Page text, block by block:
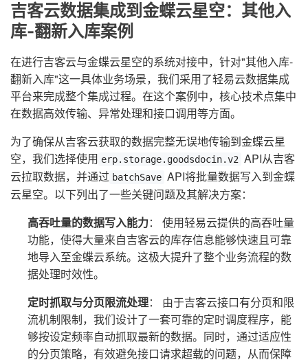
吉客云数据集成到金蝶云星空：其他入
库-翻新入库案例
在进行吉客云与金蝶云星空的系统对接中，针对"其他入库-
翻新入库"这一具体业务场景，我们采用了轻易云数据集成
平台来完成整个集成过程。在这个案例中，核心技术点集中
在数据高效传输、异常处理和接口调用等方面。
为了确保从吉客云获取的数据完整无误地传输到金蝶云星
空，我们选择使用 erp.storage.goodsdocin.v2 API从吉客
云拉取数据，并通过 batchSave API将批量数据写入到金蝶
云星空。以下列出了一些关键问题及其解决方案：
高吞吐量的数据写入能力： 使用轻易云提供的高吞吐量
功能，使得大量来自吉客云的库存信息能够快速且可靠
地导入至金蝶云系统。这极大提升了整个业务流程的数
据处理时效性。
定时抓取与分页限流处理： 由于吉客云接口有分页和限
流机制限制，我们设计了一套可靠的定时调度程序，能
够按设定频率自动抓取最新的数据。同时，通过适应性
的分页策略，有效避免接口请求超载的问题，从而保障